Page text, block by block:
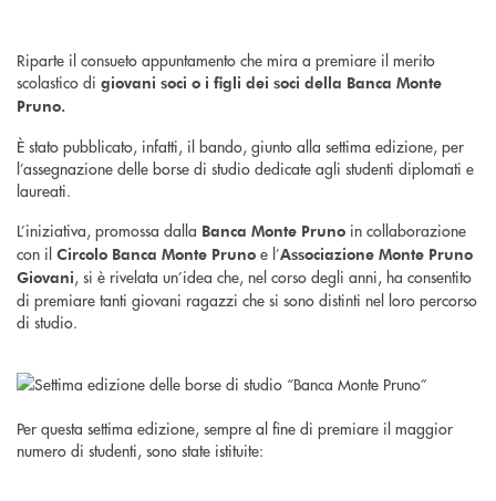
Riparte il consueto appuntamento che mira a premiare il merito
scolastico di giovani soci o i figli dei soci della Banca Monte
Pruno.
È stato pubblicato, infatti, il bando, giunto alla settima edizione, per
l’assegnazione delle borse di studio dedicate agli studenti diplomati e
laureati.
L’iniziativa, promossa dalla Banca Monte Pruno in collaborazione
con il Circolo Banca Monte Pruno e l’Associazione Monte Pruno
Giovani, si è rivelata un’idea che, nel corso degli anni, ha consentito
di premiare tanti giovani ragazzi che si sono distinti nel loro percorso
di studio.
Per questa settima edizione, sempre al fine di premiare il maggior
numero di studenti, sono state istituite: